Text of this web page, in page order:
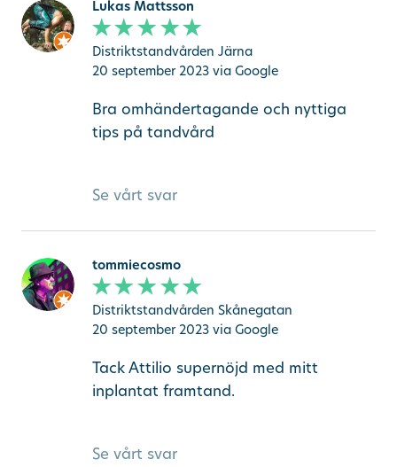
Lukas Mattsson
Distriktstandvården Järna
20 september 2023 via Google
Bra omhändertagande och nyttiga
tips på tandvård
Se vårt svar
tommiecosmo
Distriktstandvården Skånegatan
20 september 2023 via Google
Tack Attilio supernöjd med mitt
inplantat framtand.
Se vårt svar